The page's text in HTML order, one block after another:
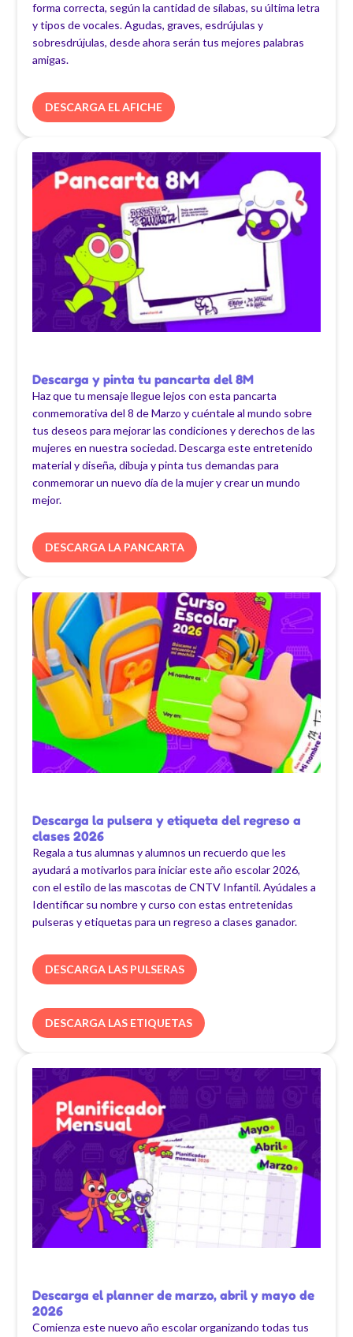
forma correcta, según la cantidad de sílabas, su última letra
y tipos de vocales. Agudas, graves, esdrújulas y
sobresdrújulas, desde ahora serán tus mejores palabras
amigas.
DESCARGA EL AFICHE
Descarga y pinta tu pancarta del 8M
Haz que tu mensaje llegue lejos con esta pancarta
conmemorativa del 8 de Marzo y cuéntale al mundo sobre
tus deseos para mejorar las condiciones y derechos de las
mujeres en nuestra sociedad. Descarga este entretenido
material y diseña, dibuja y pinta tus demandas para
conmemorar un nuevo día de la mujer y crear un mundo
mejor.
DESCARGA LA PANCARTA
Descarga la pulsera y etiqueta del regreso a
clases 2026
Regala a tus alumnas y alumnos un recuerdo que les
ayudará a motivarlos para iniciar este año escolar 2026,
con el estilo de las mascotas de CNTV Infantil. Ayúdales a
Identificar su nombre y curso con estas entretenidas
pulseras y etiquetas para un regreso a clases ganador.
DESCARGA LAS PULSERAS
DESCARGA LAS ETIQUETAS
Descarga el planner de marzo, abril y mayo de
2026
Comienza este nuevo año escolar organizando todas tus